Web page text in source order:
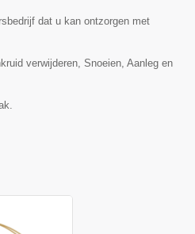
dat u kan ontzorgen met
verwijderen, Snoeien, Aanleg en